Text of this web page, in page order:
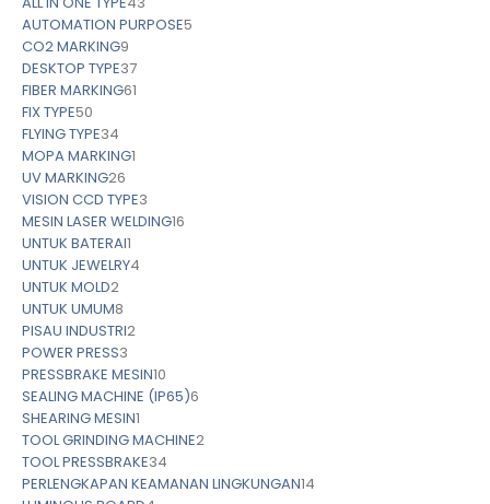
AUTOMATION PURPOSE5
CO2 MARKING9
DESKTOP TYPE37
FIBER MARKING61
FIX TYPE50
FLYING TYPE34
MOPA MARKING1
UV MARKING26
VISION CCD TYPE3
MESIN LASER WELDING16
UNTUK BATERAI1
UNTUK JEWELRY4
UNTUK MOLD2
UNTUK UMUM8
PISAU INDUSTRI2
POWER PRESS3
PRESSBRAKE MESIN10
SEALING MACHINE (IP65)6
SHEARING MESIN1
TOOL GRINDING MACHINE2
TOOL PRESSBRAKE34
PERLENGKAPAN KEAMANAN LINGKUNGAN14